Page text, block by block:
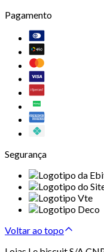
Pagamento
Segurança
Voltar ao topo